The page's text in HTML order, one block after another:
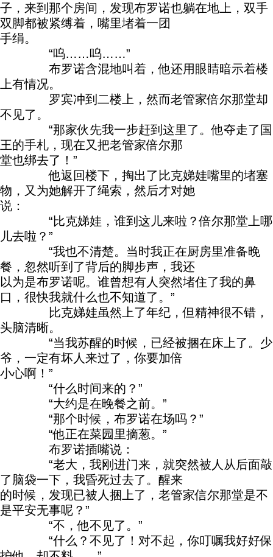
子，来到那个房间，发现布罗诺也躺在地上，双手
双脚都被紧缚着，嘴里堵着一团
手绢。
“呜……呜……”
布罗诺含混地叫着，他还用眼睛暗示着楼
上有情况。
罗宾冲到二楼上，然而老管家倍尔那堂却
不见了。
“那家伙先我一步赶到这里了。他夺走了国
王的手札，现在又把老管家倍尔那
堂也绑去了！”
他返回楼下，掏出了比克娣娃嘴里的堵塞
物，又为她解开了绳索，然后才对她
说：
“比克娣娃，谁到这儿来啦？倍尔那堂上哪
儿去啦？”
“我也不清楚。当时我正在厨房里准备晚
餐，忽然听到了背后的脚步声，我还
以为是布罗诺呢。谁曾想有人突然堵住了我的鼻
口，很快我就什么也不知道了。”
比克娣娃虽然上了年纪，但精神很不错，
头脑清晰。
“当我苏醒的时候，已经被捆在床上了。少
爷，一定有坏人来过了，你要加倍
小心啊！”
“什么时间来的？”
“大约是在晚餐之前。”
“那个时候，布罗诺在场吗？”
“他正在菜园里摘葱。”
布罗诺插嘴说：
“老大，我刚进门来，就突然被人从后面敲
了脑袋一下，我昏死过去了。醒来
的时候，发现已被人捆上了，老管家信尔那堂是不
是平安无事呢？”
“不，他不见了。”
“什么？不见了！对不起，你叮嘱我好好保